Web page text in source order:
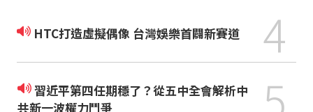
HTC打造虛擬偶像 台灣娛樂首闢新賽道 4
習近平第四任期穩了？從五中全會解析中
共新一波權力鬥爭
5